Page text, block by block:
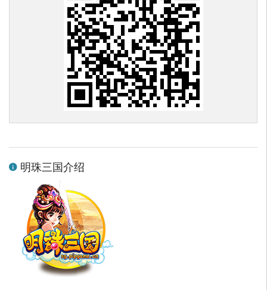
明珠三国介绍